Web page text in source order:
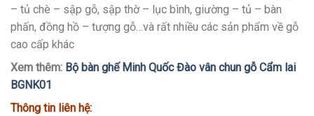
– tủ chè – sập gỗ, sập thờ – lục bình, giường – tủ – bàn
phấn, đồng hồ – tượng gỗ…và rất nhiều các sản phẩm về gỗ
cao cấp khác
Xem thêm: Bộ bàn ghế Minh Quốc Đào vân chun gỗ Cẩm lai
BGNK01
Thông tin liên hệ: